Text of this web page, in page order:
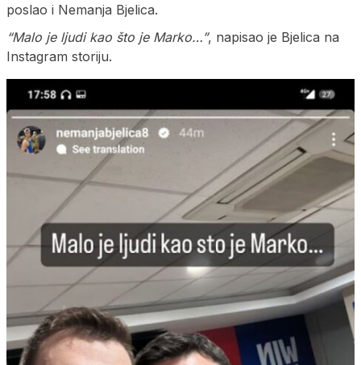
poslao i Nemanja Bjelica.
“Malo je ljudi kao što je Marko…”, napisao je Bjelica na
Instagram storiju.